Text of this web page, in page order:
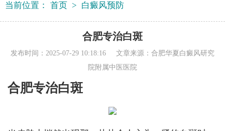
当前位置： 首页 > 白癜风预防
合肥专治白斑
发布时间：2025-07-29 10:18:16 文章来源： 合肥华夏白癜风研究
院附属中医医院
合肥专治白斑